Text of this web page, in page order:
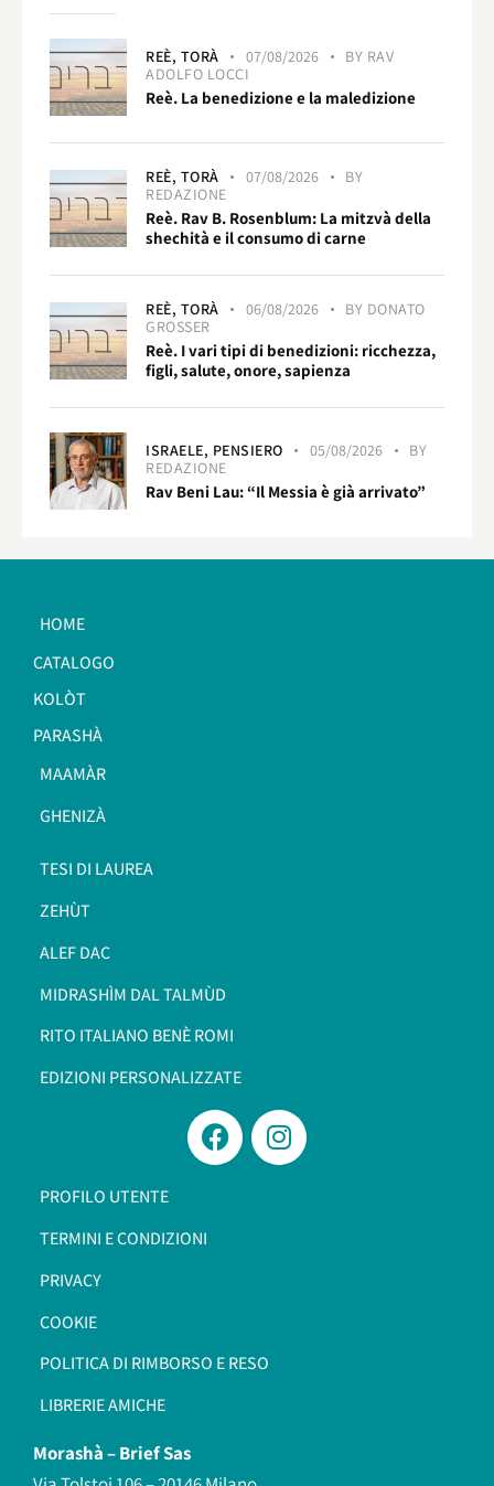
REÈ, TORÀ 07/08/2026 BY RAV
ADOLFO LOCCI
Reè. La benedizione e la maledizione
REÈ, TORÀ 07/08/2026
BY
REDAZIONE
Reè. Rav B. Rosenblum: La mitzvà della
shechità e il consumo di carne
REÈ, TORÀ 06/08/2026 BY DONATO
GROSSER
Reè. I vari tipi di benedizioni: ricchezza,
figli, salute, onore, sapienza
ISRAELE, PENSIERO 05/08/2026
BY
REDAZIONE
Rav Beni Lau: “Il Messia è già arrivato”
HOME
CATALOGO
KOLÒT
PARASHÀ
MAAMÀR
GHENIZÀ
TESI DI LAUREA
ZEHÙT
ALEF DAC
MIDRASHÌM DAL TALMÙD
RITO ITALIANO BENÈ ROMI​
EDIZIONI PERSONALIZZATE
PROFILO UTENTE
TERMINI E CONDIZIONI
PRIVACY
COOKIE
POLITICA DI RIMBORSO E RESO
LIBRERIE AMICHE
Morashà –Brief Sas